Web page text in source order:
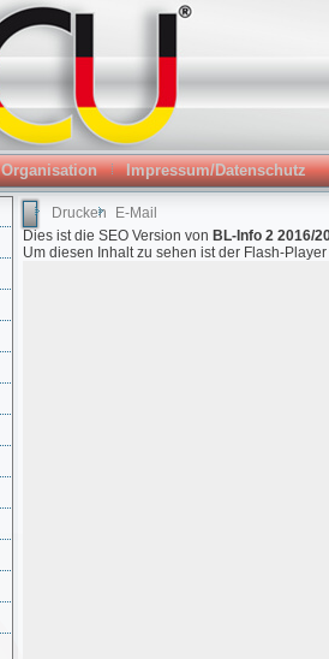
Organisation Impressum/Datenschutz
Drucken
E-Mail
Dies ist die SEO Version von BL-Info 2 2016/
Um diesen Inhalt zu sehen ist der Flash-